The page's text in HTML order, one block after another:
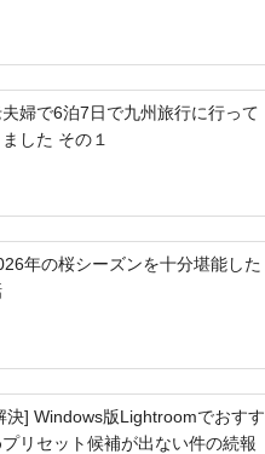
婦で6泊7日で九州旅行に行って
した その１
年の桜シーズンを十分堪能した
決] Windows版Lightroomでおすす
リセット候補が出ない件の続報